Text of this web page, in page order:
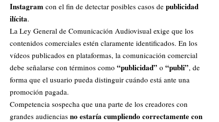
Instagram con el fin de detectar posibles casos de publicidad
ilícita.
La Ley General de Comunicación Audiovisual exige que los
contenidos comerciales estén claramente identificados. En los
vídeos publicados en plataformas, la comunicación comercial
debe señalarse con términos como “publicidad” o “publi”, de
forma que el usuario pueda distinguir cuándo está ante una
promoción pagada.
Competencia sospecha que una parte de los creadores con
grandes audiencias no estaría cumpliendo correctamente con